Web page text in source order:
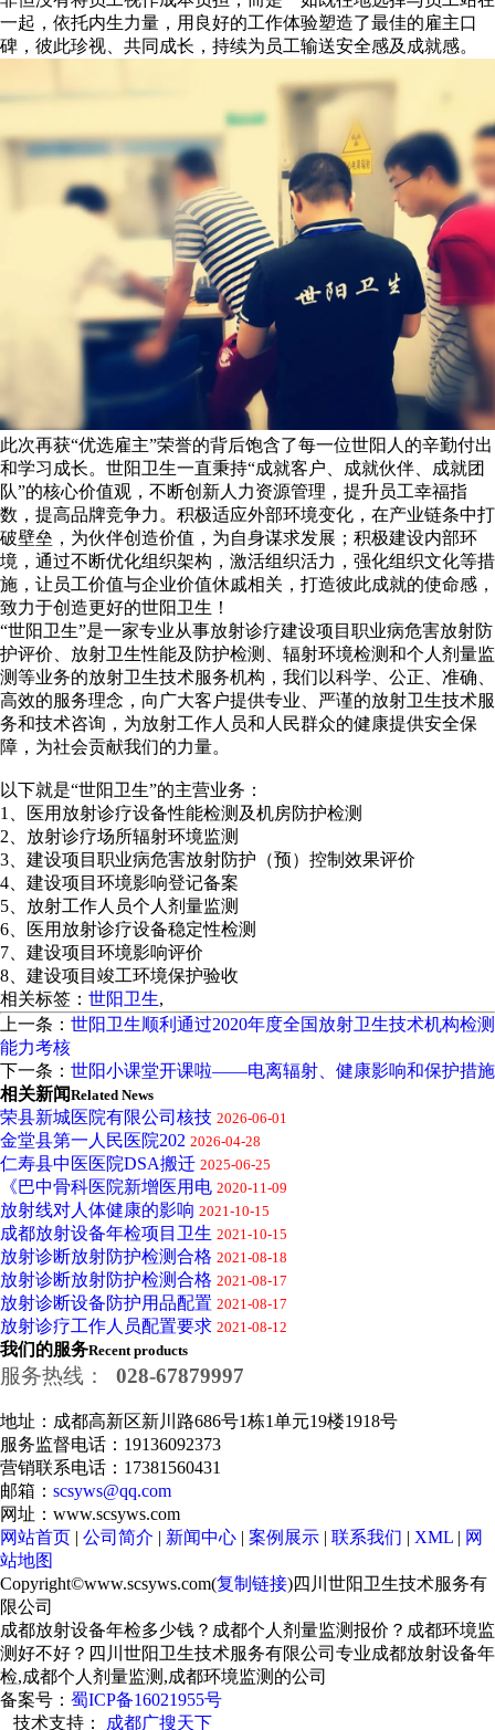
一起，依托内生力量，用良好的工作体验塑造了最佳的雇主口
碑，彼此珍视、共同成长，持续为员工输送安全感及成就感。
此次再获“优选雇主”荣誉的背后饱含了每一位世阳人的辛勤付出
和学习成长。世阳卫生一直秉持“成就客户、成就伙伴、成就团
队”的核心价值观，不断创新人力资源管理，提升员工幸福指
数，提高品牌竞争力。积极适应外部环境变化，在产业链条中打
破壁垒，为伙伴创造价值，为自身谋求发展；积极建设内部环
境，通过不断优化组织架构，激活组织活力，强化组织文化等措
施，让员工价值与企业价值休戚相关，打造彼此成就的使命感，
致力于创造更好的世阳卫生！
“世阳卫生”是一家专业从事放射诊疗建设项目职业病危害放射防
护评价、放射卫生性能及防护检测、辐射环境检测和个人剂量监
测等业务的放射卫生技术服务机构，我们以科学、公正、准确、
高效的服务理念，向广大客户提供专业、严谨的放射卫生技术服
务和技术咨询，为放射工作人员和人民群众的健康提供安全保
障，为社会贡献我们的力量。
以下就是“世阳卫生”的主营业务：
1、医用放射诊疗设备性能检测及机房防护检测
2、放射诊疗场所辐射环境监测
3、建设项目职业病危害放射防护（预）控制效果评价
4、建设项目环境影响登记备案
5、放射工作人员个人剂量监测
6、医用放射诊疗设备稳定性检测
7、建设项目环境影响评价
8、建设项目竣工环境保护验收
相关标签： 世阳卫生,
上一条： 世阳卫生顺利通过2020年度全国放射卫生技术机构检测
能力考核
下一条： 世阳小课堂开课啦——电离辐射、健康影响和保护措施
相关新闻Related News
荣县新城医院有限公司核技 2026-06-01
金堂县第一人民医院202 2026-04-28
仁寿县中医医院DSA搬迁 2025-06-25
《巴中骨科医院新增医用电 2020-11-09
放射线对人体健康的影响 2021-10-15
成都放射设备年检项目卫生 2021-10-15
放射诊断放射防护检测合格 2021-08-18
放射诊断放射防护检测合格 2021-08-17
放射诊断设备防护用品配置 2021-08-17
放射诊疗工作人员配置要求 2021-08-12
我们的服务Recent products
服务热线： 028-67879997
地址：成都高新区新川路686号1栋1单元19楼1918号
服务监督电话：19136092373
营销联系电话：17381560431
邮箱： scsyws@qq.com
网址：www.scsyws.com
网站首页 | 公司简介 | 新闻中心 | 案例展示 | 联系我们 | XML | 网
站地图
Copyright©www.scsyws.com(复制链接)四川世阳卫生技术服务有
限公司
成都放射设备年检多少钱？成都个人剂量监测报价？成都环境监
测好不好？四川世阳卫生技术服务有限公司专业成都放射设备年
检,成都个人剂量监测,成都环境监测的公司
备案号： 蜀ICP备16021955号
技术支持：
成都广搜天下